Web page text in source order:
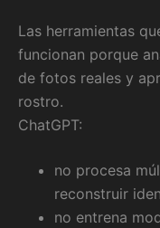
Las herramientas
funcionan porque
de fotos reales y
rostro.
ChatGPT:
no procesa
reconstruir
no entrena